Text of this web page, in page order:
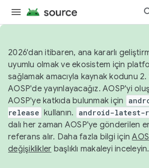
2026'dan itibaren, ana kararlı
uyumlu olmak ve ekosistem için
sağlamak amacıyla kaynak kodunu
AOSP'de yayınlayacağız. AOSP'yi
AOSP'ye katkıda bulunmak için
release kullanın. android-latest-
dalı her zaman AOSP'ye gönderilen
referans alır. Daha fazla bilgi için
değişiklikler başlıklı makaleyi inceleyin.